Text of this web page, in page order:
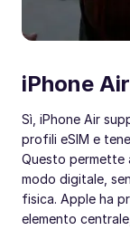
iPhone
Sì, iPhone Air
profili eSIM e
Questo permette
modo digitale,
fisica. Apple ha
elemento